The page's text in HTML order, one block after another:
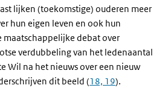
lijken (toekomstige) ouderen meer
hun eigen leven en ook hun
maatschappelijke debat over
verdubbeling van het ledenaantal
Wil na het nieuws over een nieuw
dit beeld (18, 19).